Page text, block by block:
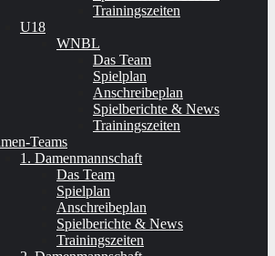
Trainingszeiten
U18
WNBL
Das Team
Spielplan
Anschreibeplan
Spielberichte & News
Trainingszeiten
Teams
1. Damenmannschaft
Das Team
Spielplan
Anschreibeplan
Spielberichte & News
Trainingszeiten